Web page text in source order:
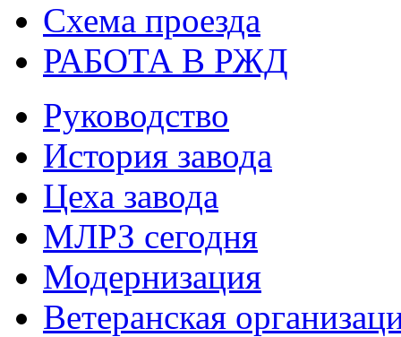
Схема проезда
РАБОТА В РЖД
Руководство
История завода
Цеха завода
МЛРЗ сегодня
Модернизация
Ветеранская